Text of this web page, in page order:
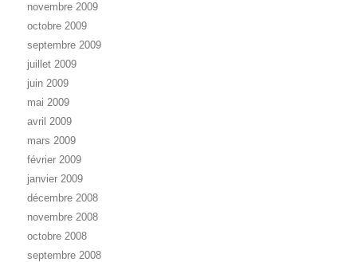
novembre 2009
octobre 2009
septembre 2009
juillet 2009
juin 2009
mai 2009
avril 2009
mars 2009
février 2009
janvier 2009
décembre 2008
novembre 2008
octobre 2008
septembre 2008